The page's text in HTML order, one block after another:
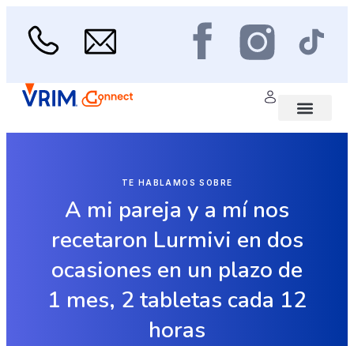
contenido
Menu
TE HABLAMOS SOBRE
A mi pareja y a mí nos
recetaron Lurmivi en dos
ocasiones en un plazo de
1 mes, 2 tabletas cada 12
horas